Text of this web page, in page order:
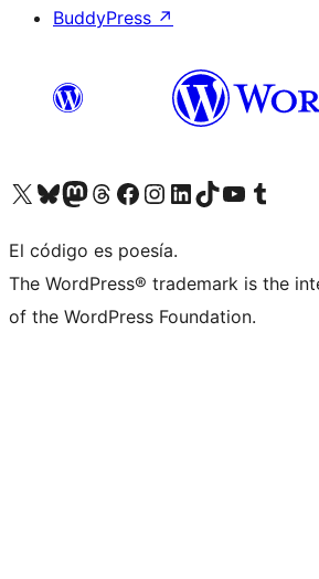
BuddyPress ↗
Visitá nuestra cuenta de X (anteriormente Twitter)
Visitá nuestra cuenta de Bluesky
Visitá nuestra cuenta de Mastodon
Visitá nuestra cuenta de Threads
Visitá nuestra página de Facebook
Visitá nuestra cuenta de Instagram
Visitá nuestra cuenta de LinkedIn
Visitá nuestra cuenta de TikTok
Visitá nuestro canal de YouTube
Visitá nuestra cuenta de Tumblr
El código es poesía.
The WordPress® trademark is the
of the WordPress Foundation.